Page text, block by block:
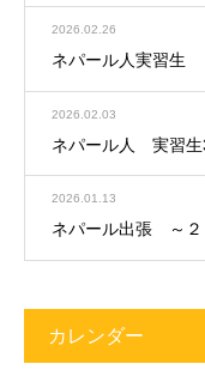
2026.02.26
ネパール人実習生
2026.02.03
ネパール人 実習生
2026.01.13
ネパール出張 ～２
カレンダー